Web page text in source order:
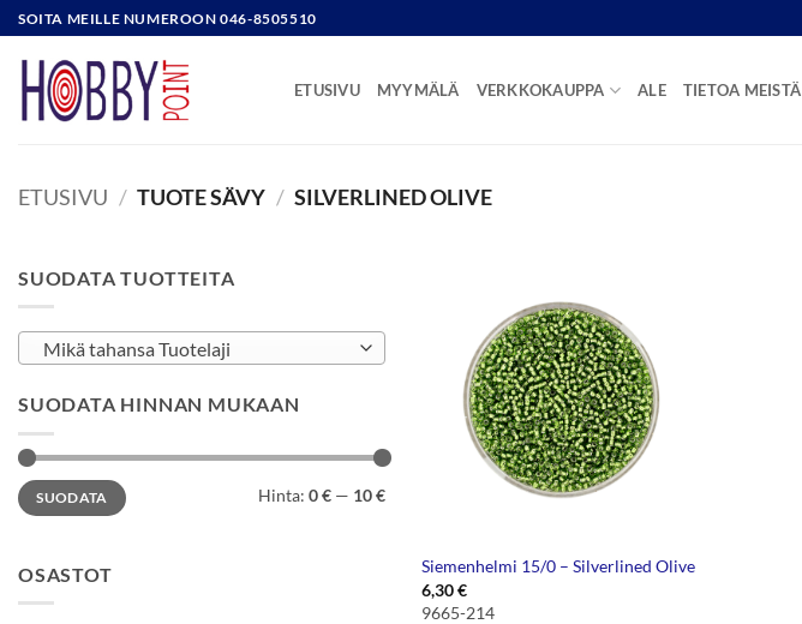
Skip
to
content
SOITA MEILLE NUMEROON 046-8505510
ETUSIVU MYYMÄLÄ VERKKOKAUPPA ALE TIETOA MEISTÄ
ETUSIVU / TUOTE SÄVY / SILVERLINED OLIVE
SUODATA TUOTTEITA
Mikä tahansa Tuotelaji
SUODATA HINNAN MUKAAN
Minimihinta
Maksimihinta
SUODATA Hinta: 0 € — 10 €
OSASTOT
Siemenhelmi 15/0 – Silverlined Olive
6,30€
9665-214